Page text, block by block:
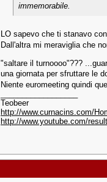
immemorabile.
LO sapevo che ti stanavo
Dall'altra mi meraviglia che
"saltare il turnoooo"???
una giornata per sfruttare le
Niente euromeeting quindi
Teobeer
http://www.curnacins.com/
http://www.youtube.com/